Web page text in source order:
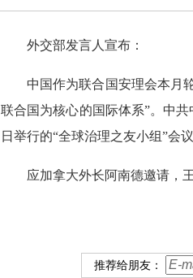
外交部发言人宣布：
中国作为联合国安理会本月
联合国为核心的国际体系”。中
日举行的“全球治理之友小组”会
应加拿大外长阿南德邀请，
推荐给朋友：